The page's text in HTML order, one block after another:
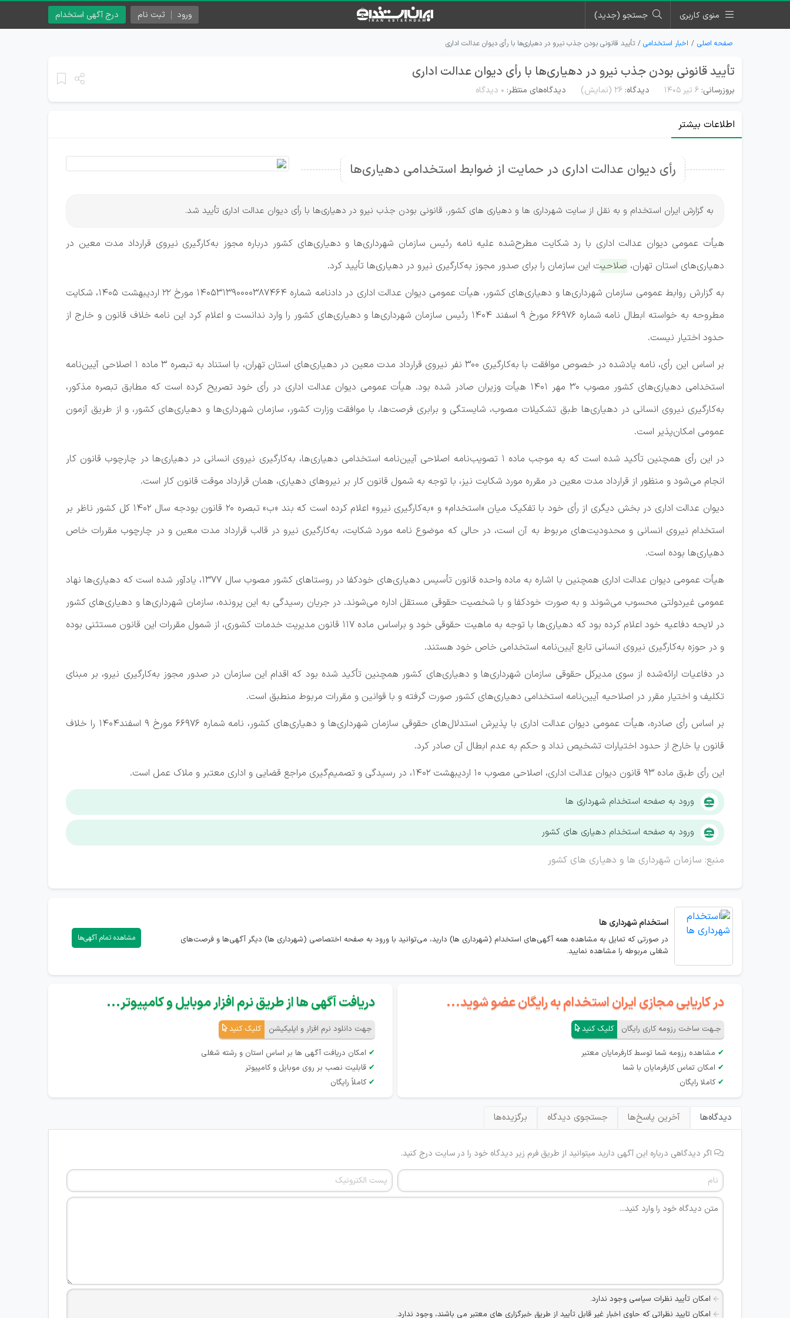
منوی کاربری جستجو (جدید) درج آگهی استخدام ورود ثبت نام
صفحه اصلی اخبار استخدامی تأیید قانونی بودن جذب نیرو در دهیاری‌ها با رأی دیوان عدالت اداری
تأیید قانونی بودن جذب نیرو در دهیاری‌ها با رأی دیوان عدالت اداری
بروزرسانی: ۶ تیر ۱۴۰۵ دیدگاه: 26 (نمایش) دیدگاه‌های منتظر: ۰ دیدگاه
اطلاعات بیشتر
رأی دیوان عدالت اداری در حمایت از ضوابط استخدامی دهیاری‌ها
به گزارش ایران استخدام و به نقل از سایت شهرداری ها و دهیاری های کشور، قانونی بودن جذب نیرو در دهیاری‌ها با رأی دیوان عدالت اداری تأیید شد.
هیأت عمومی دیوان عدالت اداری با رد شکایت مطرح‌شده علیه نامه رئیس سازمان شهرداری‌ها و دهیاری‌های کشور درباره مجوز به‌کارگیری نیروی قرارداد مدت معین در
دهیاری‌های استان تهران، صلاحیت این سازمان را برای صدور مجوز به‌کارگیری نیرو در دهیاری‌ها تأیید کرد.
به گزارش روابط عمومی سازمان شهرداری‌ها و دهیاری‌های کشور، هیأت عمومی دیوان عدالت اداری در دادنامه شماره ۱۴۰۵۳۱۳۹۰۰۰۰۳۸۷۴۶۴ مورخ ۲۲ اردیبهشت ۱۴۰۵، شکایت
مطروحه به خواسته ابطال نامه شماره ۶۶۹۷۶ مورخ ۹ اسفند ۱۴۰۴ رئیس سازمان شهرداری‌ها و دهیاری‌های کشور را وارد ندانست و اعلام کرد این نامه خلاف قانون و خارج از
حدود اختیار نیست.
بر اساس این رأی، نامه یادشده در خصوص موافقت با به‌کارگیری ۳۰۰ نفر نیروی قرارداد مدت معین در دهیاری‌های استان تهران، با استناد به تبصره ۳ ماده ۱ اصلاحی آیین‌نامه
استخدامی دهیاری‌های کشور مصوب ۳۰ مهر ۱۴۰۱ هیأت وزیران صادر شده بود. هیأت عمومی دیوان عدالت اداری در رأی خود تصریح کرده است که مطابق تبصره مذکور،
به‌کارگیری نیروی انسانی در دهیاری‌ها طبق تشکیلات مصوب، شایستگی و برابری فرصت‌ها، با موافقت وزارت کشور، سازمان شهرداری‌ها و دهیاری‌های کشور، و از طریق آزمون
عمومی امکان‌پذیر است.
در این رأی همچنین تأکید شده است که به موجب ماده ۱ تصویب‌نامه اصلاحی آیین‌نامه استخدامی دهیاری‌ها، به‌کارگیری نیروی انسانی در دهیاری‌ها در چارچوب قانون کار
انجام می‌شود و منظور از قرارداد مدت معین در مقرره مورد شکایت نیز، با توجه به شمول قانون کار بر نیروهای دهیاری، همان قرارداد موقت قانون کار است.
دیوان عدالت اداری در بخش دیگری از رأی خود با تفکیک میان «استخدام» و «به‌کارگیری نیرو» اعلام کرده است که بند «ب» تبصره ۲۰ قانون بودجه سال ۱۴۰۲ کل کشور ناظر بر
استخدام نیروی انسانی و محدودیت‌های مربوط به آن است، در حالی که موضوع نامه مورد شکایت، به‌کارگیری نیرو در قالب قرارداد مدت معین و در چارچوب مقررات خاص
دهیاری‌ها بوده است.
هیأت عمومی دیوان عدالت اداری همچنین با اشاره به ماده واحده قانون تأسیس دهیاری‌های خودکفا در روستاهای کشور مصوب سال ۱۳۷۷، یادآور شده است که دهیاری‌ها نهاد
عمومی غیردولتی محسوب می‌شوند و به صورت خودکفا و با شخصیت حقوقی مستقل اداره می‌شوند. در جریان رسیدگی به این پرونده، سازمان شهرداری‌ها و دهیاری‌های کشور
در لایحه دفاعیه خود اعلام کرده بود که دهیاری‌ها با توجه به ماهیت حقوقی خود و براساس ماده ۱۱۷ قانون مدیریت خدمات کشوری، از شمول مقررات این قانون مستثنی بوده
و در حوزه به‌کارگیری نیروی انسانی تابع آیین‌نامه استخدامی خاص خود هستند.
در دفاعیات ارائه‌شده از سوی مدیرکل حقوقی سازمان شهرداری‌ها و دهیاری‌های کشور همچنین تأکید شده بود که اقدام این سازمان در صدور مجوز به‌کارگیری نیرو، بر مبنای
تکلیف و اختیار مقرر در اصلاحیه آیین‌نامه استخدامی دهیاری‌های کشور صورت گرفته و با قوانین و مقررات مربوط منطبق است.
بر اساس رأی صادره، هیأت عمومی دیوان عدالت اداری با پذیرش استدلال‌های حقوقی سازمان شهرداری‌ها و دهیاری‌های کشور، نامه شماره ۶۶۹۷۶ مورخ ۹ اسفند۱۴۰۴ را خلاف
قانون یا خارج از حدود اختیارات تشخیص نداد و حکم به عدم ابطال آن صادر کرد.
این رأی طبق ماده ۹۳ قانون دیوان عدالت اداری، اصلاحی مصوب ۱۰ اردیبهشت ۱۴۰۲، در رسیدگی و تصمیم‌گیری مراجع قضایی و اداری معتبر و ملاک عمل است.
ورود به صفحه استخدام شهرداری ها
ورود به صفحه استخدام دهیاری های کشور
منبع: سازمان شهرداری ها و دهیاری های کشور
استخدامشهرداری ها
در صورتی که تمایل به مشاهده همه آگهی‌های استخدام (شهرداری ها) دارید، می‌توانید با ورود به صفحه اختصاصی (شهرداری ها) دیگر آگهی‌ها و فرصت‌های
شغلی مربوطه را مشاهده نمایید.
مشاهده تمام آگهی‌ها
در کاریابی مجازی ایران استخدام به رایگان عضو شوید...
جـهت ساخت رزومه کاری رایگان کلیک کنید
✔ مشاهده رزومه شما توسط کارفرمایان معتبر
✔ امکان تماس کارفرمایان با شما
✔ کاملا رایگان
دریافت آگهی ها از طریق نرم افزار موبایل و کامپیوتر...
جهت دانلود نرم افزار و اپلیکیشن کلیک کنید
✔ امکان دریافت آگهی ها بر اساس استان و رشته شغلی
✔ قابلیت نصب بر روی موبایل و کامپیوتر
✔ کاملاً رایگان
دیدگاه‌ها آخرین پاسخ‌ها جستجوی دیدگاه برگزیده‌ها
اگر دیدگاهی درباره این آگهی دارید میتوانید از طریق فرم زیر دیدگاه خود را در سایت درج کنید.
امکان تأیید نظرات سیاسی وجود ندارد.
امکان تایید نظراتی که حاوی اخبار غیر قابل تأیید از طریق خبرگزاری های معتبر می باشند، وجود ندارد.